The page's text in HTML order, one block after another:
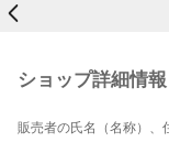
戻る
ショップ詳細情報
販売者の氏名（名称）、